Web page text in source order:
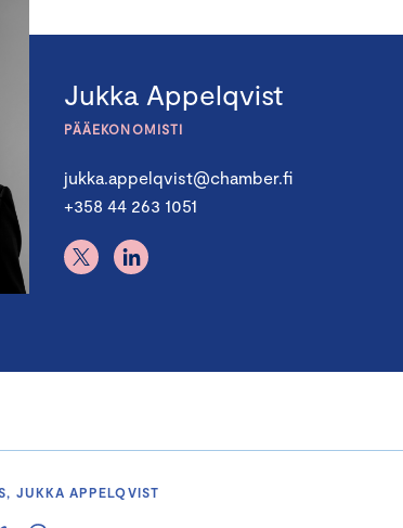
Jukka Appelqvist
PÄÄEKONOMISTI
jukka.appelqvist@chamber.fi
+358 44 263 1051
JUKKA APPELQVIST